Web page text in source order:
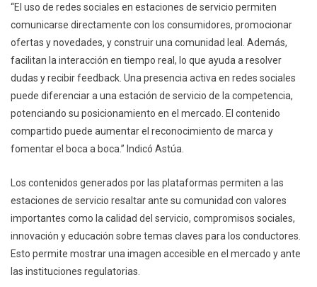
“El uso de redes sociales en estaciones de servicio permiten
comunicarse directamente con los consumidores, promocionar
ofertas y novedades, y construir una comunidad leal. Además,
facilitan la interacción en tiempo real, lo que ayuda a resolver
dudas y recibir feedback. Una presencia activa en redes sociales
puede diferenciar a una estación de servicio de la competencia,
potenciando su posicionamiento en el mercado. El contenido
compartido puede aumentar el reconocimiento de marca y
fomentar el boca a boca.” Indicó Astúa.
Los contenidos generados por las plataformas permiten a las
estaciones de servicio resaltar ante su comunidad con valores
importantes como la calidad del servicio, compromisos sociales,
innovación y educación sobre temas claves para los conductores.
Esto permite mostrar una imagen accesible en el mercado y ante
las instituciones regulatorias.